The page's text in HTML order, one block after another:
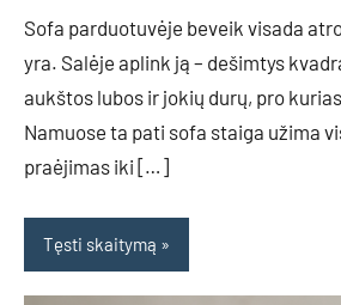
Sofa parduotuvėje beveik visada
yra. Salėje aplink ją – dešimtys
aukštos lubos ir jokių durų, pro
Namuose ta pati sofa staiga užima
praėjimas iki […]
Tęsti skaitymą